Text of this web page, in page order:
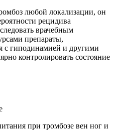
любой локализации, он
рецидива
врачебным
препараты,
с гиподинамией и другими
контролировать состояние
при тромбозе вен ног и